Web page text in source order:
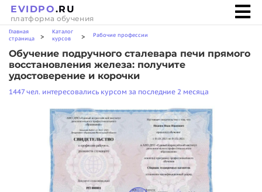
EVIDPO.RU
платформа обучения
Главная
страница
>
Каталог
курсов
> Рабочие профессии
Обучение подручного сталевара печи прямого
восстановления железа: получите
удостоверение и корочки
1447 чел. интересовались курсом за последние 2 месяца